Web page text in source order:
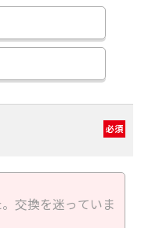
必須